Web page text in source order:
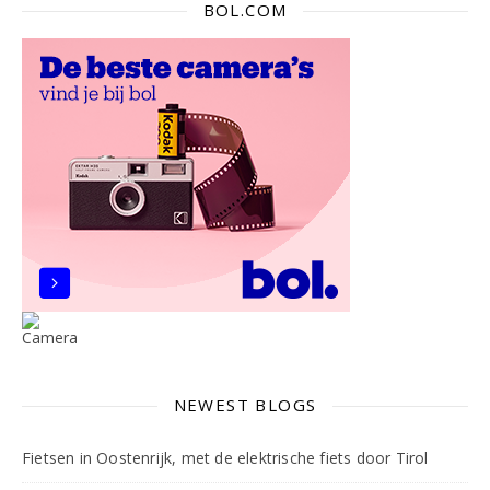
BOL.COM
NEWEST BLOGS
Fietsen in Oostenrijk, met de elektrische fiets door Tirol